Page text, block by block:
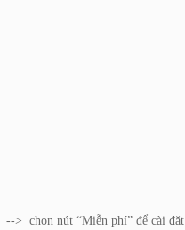
--> chọn nút “Miễn phí” để cài đặt